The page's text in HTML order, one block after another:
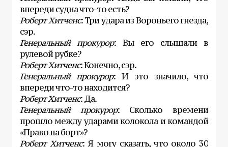
впереди судна что-то есть?
Роберт Хитченс: Три удара из Вороньего гнезда,
сэр.
Генеральный прокурор: Вы его слышали в
рулевой рубке?
Роберт Хитченс: Конечно, сэр.
Генеральный прокурор: И это значило, что
впереди что-то находится?
Роберт Хитченс: Да.
Генеральный прокурор: Сколько времени
прошло между ударами колокола и командой
«Право на борт»?
Роберт Хитченс: Я могу сказать, что около 30